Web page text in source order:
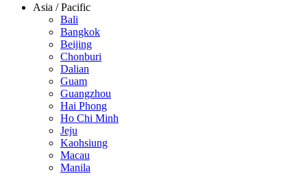
Asia / Pacific
Bali
Bangkok
Beijing
Chonburi
Dalian
Guam
Guangzhou
Hai Phong
Ho Chi Minh
Jeju
Kaohsiung
Macau
Manila